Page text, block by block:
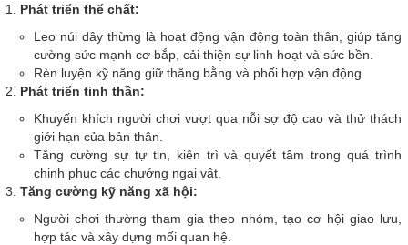
Phát triển thể chất:
Leo núi dây thừng là hoạt động vận động toàn thân, giúp tăng
cường sức mạnh cơ bắp, cải thiện sự linh hoạt và sức bền.
Rèn luyện kỹ năng giữ thăng bằng và phối hợp vận động.
Phát triển tinh thần:
Khuyến khích người chơi vượt qua nỗi sợ độ cao và thử thách
giới hạn của bản thân.
Tăng cường sự tự tin, kiên trì và quyết tâm trong quá trình
chinh phục các chướng ngại vật.
Tăng cường kỹ năng xã hội:
Người chơi thường tham gia theo nhóm, tạo cơ hội giao lưu,
hợp tác và xây dựng mối quan hệ.